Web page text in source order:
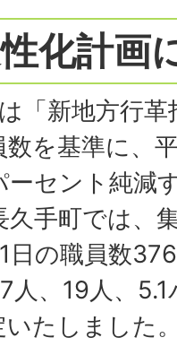
化計画
「新地方行
を基準に、
セント純減
手町では、
日の職員数
人、19人、
いたしました